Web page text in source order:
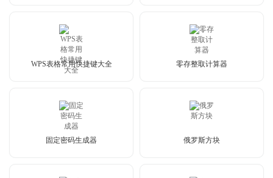
WPS表格常用快捷键大全 零存整取计算器
固定密码生成器 俄罗斯方块